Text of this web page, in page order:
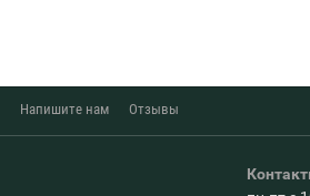
Напишите нам Отзывы